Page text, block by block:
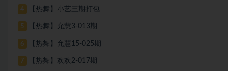
4 【热舞】小艺三期打包
5 【热舞】允慧3-013期
6 【热舞】允慧15-025期
7 【热舞】欢欢2-017期